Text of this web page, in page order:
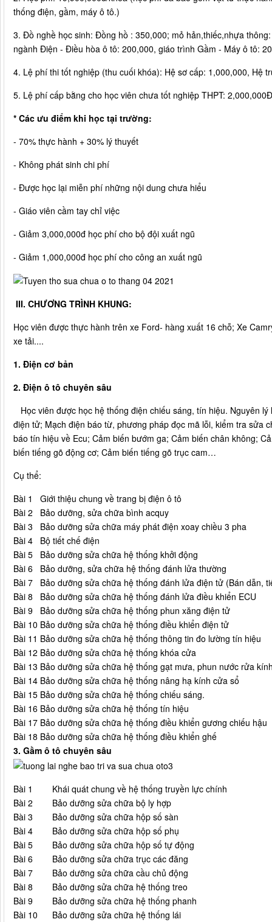
thống điện, gầm, máy ô tô.)
3. Đồ nghề học sinh: Đồng hồ : 350,000; mỏ hản,thiếc,nhựa
ngành Điện - Điều hòa ô tô: 200,000, giáo trình Gầm - Máy ô tô:
4. Lệ phí thi tốt nghiệp (thu cuối khóa): Hệ sơ cấp: 1,000,000, Hệ
5. Lệ phí cấp bằng cho học viên chưa tốt nghiệp THPT: 2,000,000Đ
* Các ưu điểm khi học tại trường:
- 70% thực hành + 30% lý thuyết
- Không phát sinh chi phí
- Được học lại miễn phí những nội dung chưa hiểu
- Giáo viên cầm tay chỉ việc
- Giảm 3,000,000đ học phí cho bộ đội xuất ngũ
- Giảm 1,000,000đ học phí cho công an xuất ngũ
III. CHƯƠNG TRÌNH KHUNG:
Học viên được thực hành trên xe Ford- hàng xuất 16 chỗ; Xe
xe tải....
1. Điện cơ bản
2. Điện ô tô chuyên sâu
Học viên được học hệ thống điện chiếu sáng, tín hiệu. Nguyên
điện tử; Mạch điện báo từ, phương pháp đọc mã lỗi, kiểm tra sửa
báo tín hiệu về Ecu; Cảm biến bướm ga; Cảm biến chân không;
biến tiếng gõ động cơ; Cảm biến tiếng gõ trục cam…
Cụ thể:
Bài 1
Giới thiệu chung về trang bị điện ô tô
Bài 2
Bảo dưỡng, sửa chữa bình acquy
Bài 3
Bảo dưỡng sửa chữa máy phát điện xoay chiều 3 pha
Bài 4
Bộ tiết chế điện
Bài 5
Bảo dưỡng sửa chữa hệ thống khởi động
Bài 6
Bảo dưỡng, sửa chữa hệ thống đánh lửa thường
Bài 7
Bảo dưỡng sửa chữa hệ thống đánh lửa điện tử (Bán dẫn,
Bài 8
Bảo dưỡng sửa chữa hệ thống đánh lửa điều khiển ECU
Bài 9
Bảo dưỡng sửa chữa hệ thống phun xăng điện tử
Bài 10 Bảo dưỡng sửa chữa hệ thống điều khiển điện tử
Bài 11 Bảo dưỡng sửa chữa hệ thống thông tin đo lường tín hiệu
Bài 12 Bảo dưỡng sửa chữa hệ thống khóa cửa
Bài 13 Bảo dưỡng sửa chữa hệ thống gạt mưa, phun nước rửa
Bài 14 Bảo dưỡng sửa chữa hệ thống nâng hạ kính cửa sổ
Bài 15 Bảo dưỡng sửa chữa hệ thống chiếu sáng.
Bài 16 Bảo dưỡng sửa chữa hệ thống tín hiệu
Bài 17 Bảo dưỡng sửa chữa hệ thống điều khiển gương chiếu hậu
Bài 18 Bảo dưỡng sửa chữa hệ thống điều khiển ghế
3. Gầm ô tô chuyên sâu
Bài 1
Khái quát chung về hệ thống truyền lực chính
Bài 2
Bảo dưỡng sửa chữa bộ ly hợp
Bài 3
Bảo dưỡng sửa chữa hộp số sàn
Bài 4
Bảo dưỡng sửa chữa hộp số phụ
Bài 5
Bảo dưỡng sửa chữa hộp số tự động
Bài 6
Bảo dưỡng sửa chữa trục các đăng
Bài 7
Bảo dưỡng sửa chữa cầu chủ động
Bài 8
Bảo dưỡng sửa chữa hệ thống treo
Bài 9
Bảo dưỡng sửa chữa hệ thống phanh
Bài 10
Bảo dưỡng sửa chữa hệ thống lái